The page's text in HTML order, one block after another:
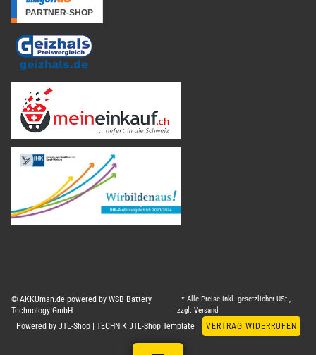
© AKKUman.de powered by WSB Battery
Technology GmbH
* Alle Preise inkl. gesetzlicher USt.,
zzgl.Versand
Powered by JTL-Shop TECHNIK JTL-Shop Template VERTRAG WIDERRUFEN